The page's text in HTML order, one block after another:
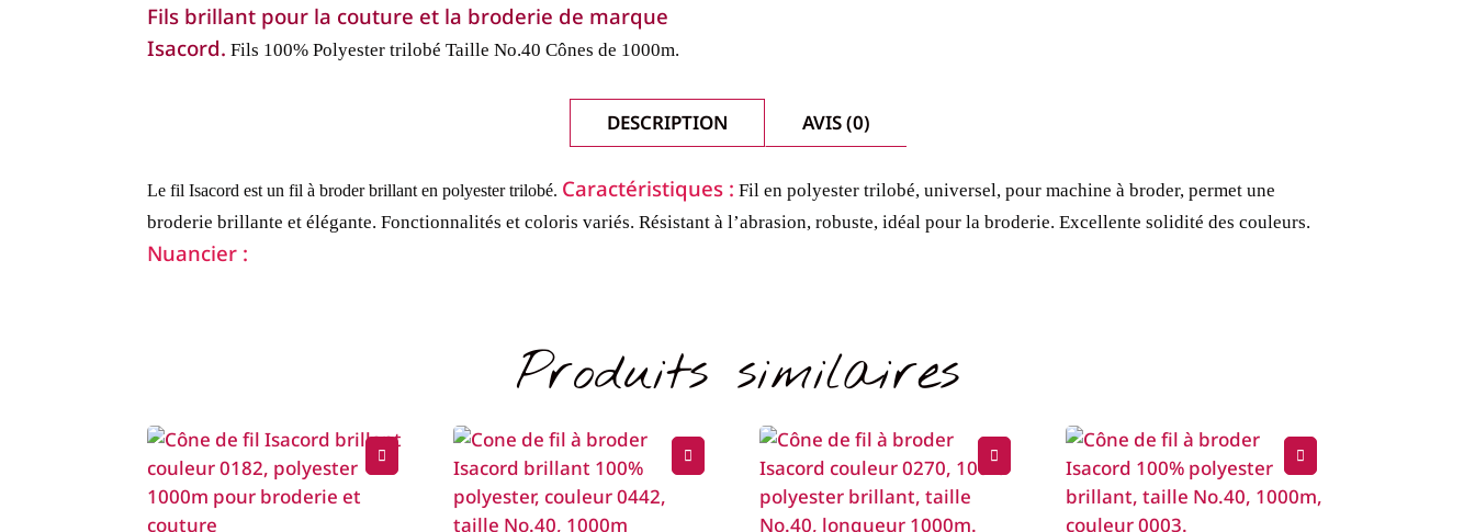
Fils brillant pour la couture et la broderie de marque
Isacord. Fils 100% Polyester trilobéTaille No.40Cônes de 1000m.
DESCRIPTION AVIS (0)
Le fil Isacord est un fil à broder brillant en polyester trilobé. Caractéristiques : Fil en polyester trilobé, universel, pour machine à broder, permet une
broderie brillante et élégante. Fonctionnalités et coloris variés. Résistant à l’abrasion, robuste, idéal pour la broderie. Excellente solidité des couleurs.
Nuancier :
Produits similaires